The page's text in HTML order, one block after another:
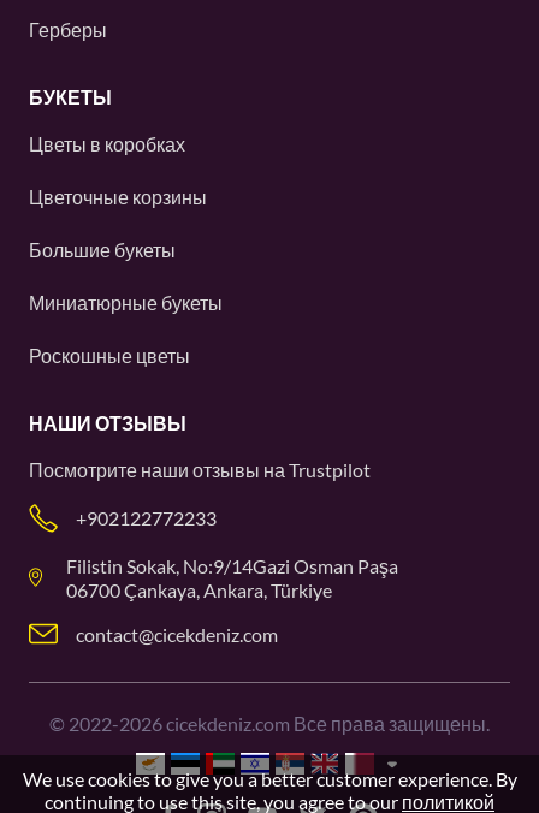
Герберы
БУКЕТЫ
Цветы в коробках
Цветочные корзины
Большие букеты
Миниатюрные букеты
Роскошные цветы
НАШИ ОТЗЫВЫ
Посмотрите наши отзывы на Trustpilot
+902122772233
Filistin Sokak, No:9/14Gazi Osman Paşa
06700 Çankaya, Ankara, Türkiye
contact@cicekdeniz.com
© 2022-2026cicekdeniz.com Все права защищены.
We use cookies to give you a better customer experience. By
continuing to use this site, you agree to our политикой